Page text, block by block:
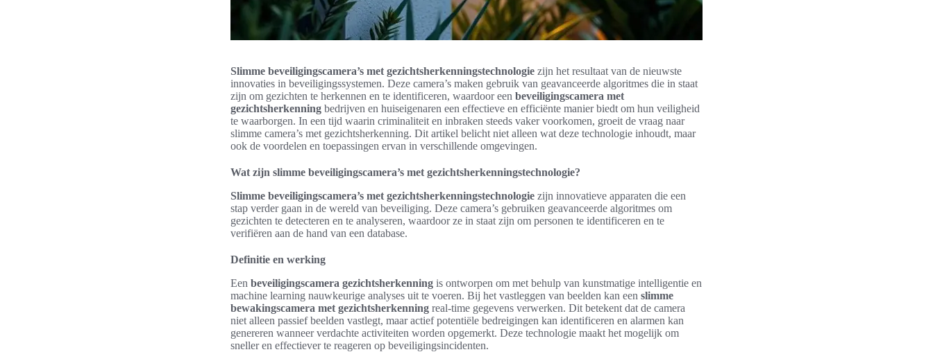
Slimme beveiligingscamera’s met gezichtsherkenningstechnologie zijn het resultaat van de nieuwste
innovaties in beveiligingssystemen. Deze camera’s maken gebruik van geavanceerde algoritmes die in staat
zijn om gezichten te herkennen en te identificeren, waardoor een beveiligingscamera met
gezichtsherkenning bedrijven en huiseigenaren een effectieve en efficiënte manier biedt om hun veiligheid
te waarborgen. In een tijd waarin criminaliteit en inbraken steeds vaker voorkomen, groeit de vraag naar
slimme camera’s met gezichtsherkenning. Dit artikel belicht niet alleen wat deze technologie inhoudt, maar
ook de voordelen en toepassingen ervan in verschillende omgevingen.
Wat zijn slimme beveiligingscamera’s met gezichtsherkenningstechnologie?
Slimme beveiligingscamera’s met gezichtsherkenningstechnologie zijn innovatieve apparaten die een
stap verder gaan in de wereld van beveiliging. Deze camera’s gebruiken geavanceerde algoritmes om
gezichten te detecteren en te analyseren, waardoor ze in staat zijn om personen te identificeren en te
verifiëren aan de hand van een database.
Definitie en werking
Een beveiligingscamera gezichtsherkenning is ontworpen om met behulp van kunstmatige intelligentie en
machine learning nauwkeurige analyses uit te voeren. Bij het vastleggen van beelden kan een slimme
bewakingscamera met gezichtsherkenning real-time gegevens verwerken. Dit betekent dat de camera
niet alleen passief beelden vastlegt, maar actief potentiële bedreigingen kan identificeren en alarmen kan
genereren wanneer verdachte activiteiten worden opgemerkt. Deze technologie maakt het mogelijk om
sneller en effectiever te reageren op beveiligingsincidenten.